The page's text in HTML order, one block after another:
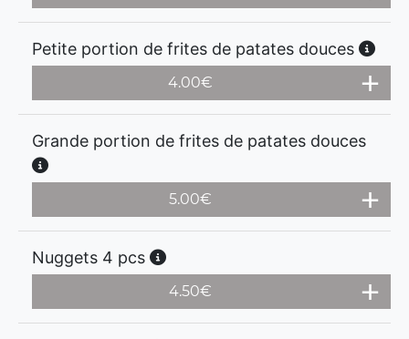
Petite portion de frites de patates douces
4.00€
Grande portion de frites de patates douces
5.00€
Nuggets 4 pcs
4.50€